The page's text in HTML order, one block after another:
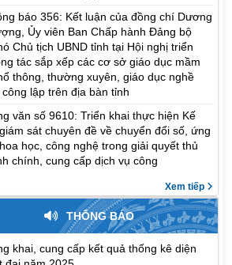
báo 356: Kết luận của đồng chí Dương
Ủy viên Ban Chấp hành Đảng bộ
Chủ tịch UBND tỉnh tại Hội nghị triển
tác sắp xếp các cơ sở giáo dục mầm
thông, thường xuyên, giáo dục nghề
công lập trên địa bàn tỉnh
văn số 9610: Triển khai thực hiện Kế
sát chuyên đề về chuyển đổi số, ứng
học, công nghệ trong giải quyết thủ
chính, cung cấp dịch vụ công
Xem tiếp
THÔNG BÁO
khai, cung cấp kết quả thống kê diện